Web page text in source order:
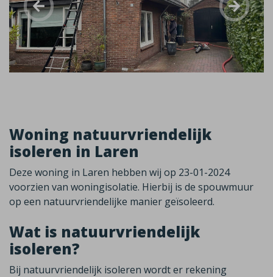
Woning natuurvriendelijk
isoleren in Laren
Deze woning in Laren hebben wij op 23-01-2024
voorzien van woningisolatie. Hierbij is de spouwmuur
op een natuurvriendelijke manier geïsoleerd.
Wat is natuurvriendelijk
isoleren?
Bij natuurvriendelijk isoleren wordt er rekening